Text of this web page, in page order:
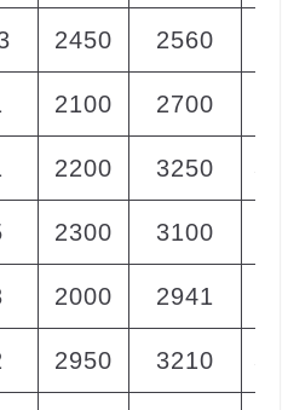
2450 2560
2100 2700
2200 3250
2300 3100
2000 2941
2950 3210